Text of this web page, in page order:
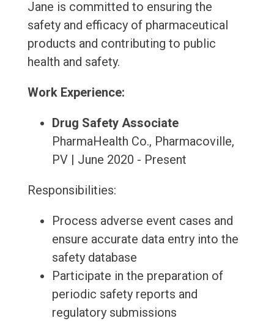
Jane is committed to ensuring the
safety and efficacy of pharmaceutical
products and contributing to public
health and safety.
Work Experience:
Drug Safety Associate
PharmaHealth Co., Pharmacoville,
PV | June 2020 - Present
Responsibilities:
Process adverse event cases and
ensure accurate data entry into the
safety database
Participate in the preparation of
periodic safety reports and
regulatory submissions